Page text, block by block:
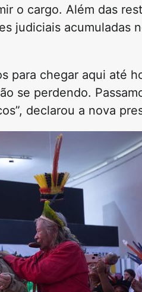
o cargo. Além das
judiciais acumuladas
para chegar aqui até
se perdendo.
declarou a nova